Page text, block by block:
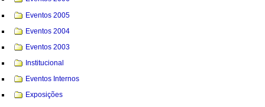
Eventos 2005
Eventos 2004
Eventos 2003
Institucional
Eventos Internos
Exposições